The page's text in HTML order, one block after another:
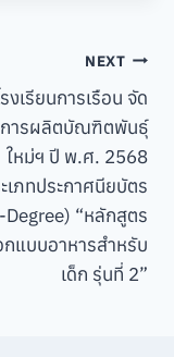
NEXT
งเรียนการเรือน จัด
การผลิตบัณฑิตพันธุ์
ใหม่ฯ ปี พ.ศ. 2568
เภทประกาศนียบัตร
“หลักสูตร
กแบบอาหารสำหรับ
เด็ก รุ่นที่ 2”